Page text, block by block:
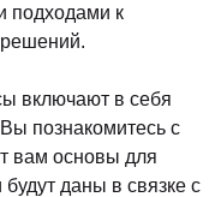
подходами к
включают в себя
познакомитесь с
вам основы для
даны в связке с